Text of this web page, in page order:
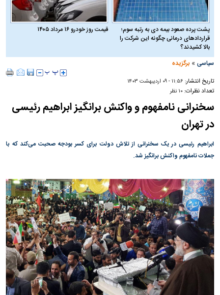
پشت پرده صعود بیمه دی به رتبه سوم؛
قراردادهای درمانی چگونه این شرکت را
بالا کشیدند؟
قیمت روز خودرو ۱۶ مرداد ۱۴۰۵
سیاسی »برگزیده
تاریخ انتشار: ۱۱:۵۶ - ۰۹ ارديبهشت ۱۴۰۳
تعداد نظرات:۱۰ نظر
سخنرانی نامفهوم و واکنش برانگیز ابراهیم رئیسی
در تهران
ابراهیم رئیسی در یک سخنرانی از تلاش دولت برای کسر بودجه صحبت می‌کند که با
جملات نامفهوم واکنش برانگیز شد.